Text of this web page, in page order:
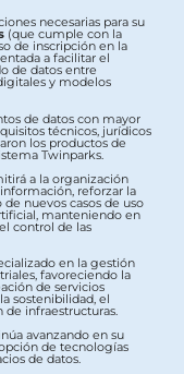
necesarias para su
(que cumple con la
de inscripción en la
a facilitar el
de datos entre
y modelos
de datos con mayor
técnicos, jurídicos
los productos de
Twinparks.
a la organización
reforzar la
nuevos casos de uso
manteniendo en
control de las
en la gestión
favoreciendo la
de servicios
sostenibilidad, el
infraestructuras.
avanzando en su
de tecnologías
de datos.